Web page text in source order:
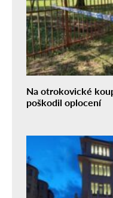
Na otrokovické
poškodil oplocení